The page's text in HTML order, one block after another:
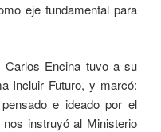
eje fundamental para
Carlos Encina tuvo a su
Incluir Futuro, y marcó:
e ideado por el
instruyó al Ministerio